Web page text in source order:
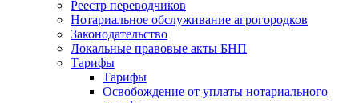
Реестр переводчиков
Нотариальное обслуживание агрогородков
Законодательство
Локальные правовые акты БНП
Тарифы
Тарифы
Освобождение от уплаты нотариального